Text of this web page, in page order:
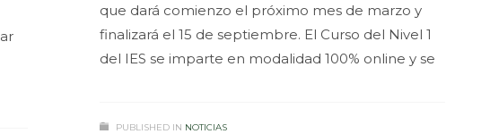
que dará comienzo el próximo mes de marzo y
finalizará el 15 de septiembre. El Curso del Nivel 1
del IES se imparte en modalidad 100% online y se
PUBLISHED IN NOTICIAS